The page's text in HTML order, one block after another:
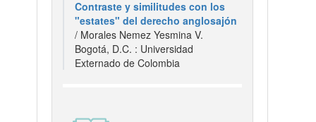
Contraste y similitudes con los
"estates" del derecho anglosajón
/ Morales Nemez Yesmina V.
Bogotá, D.C. : Universidad
Externado de Colombia